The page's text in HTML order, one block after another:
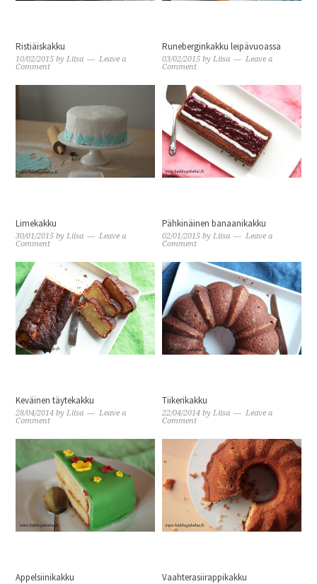
Ristiäiskakku
10/02/2015 byLiisa
Leave a
Comment
Runeberginkakku leipävuoassa
03/02/2015 byLiisa
Leave a
Comment
Limekakku
30/01/2015 byLiisa
Leave a
Comment
Pähkinäinen banaanikakku
02/01/2015 byLiisa
Leave a
Comment
Keväinen täytekakku
28/04/2014 byLiisa
Leave a
Comment
Tiikerikakku
22/04/2014 byLiisa
Leave a
Comment
Appelsiinikakku Vaahterasiirappikakku